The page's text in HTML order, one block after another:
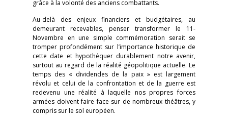
grâce à la volonté des anciens combattants.
Au-delà des enjeux financiers et budgétaires, au
demeurant recevables, penser transformer le 11-
Novembre en une simple commémoration serait se
tromper profondément sur l’importance historique de
cette date et hypothéquer durablement notre avenir,
surtout au regard de la réalité géopolitique actuelle. Le
temps des « dividendes de la paix » est largement
révolu et celui de la confrontation et de la guerre est
redevenu une réalité à laquelle nos propres forces
armées doivent faire face sur de nombreux théâtres, y
compris sur le sol européen.